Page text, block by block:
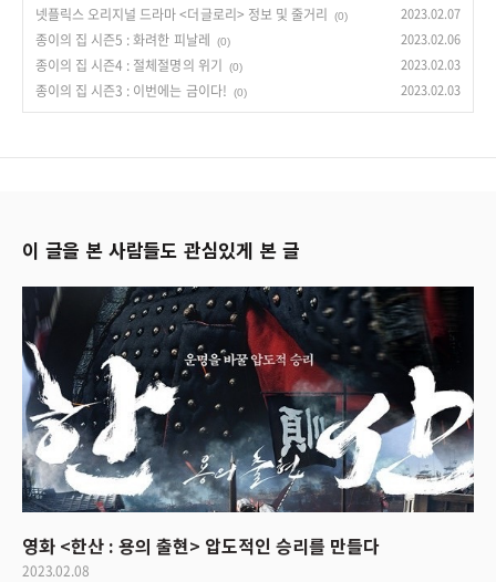
넷플릭스 오리지널 드라마 <더글로리> 정보 및 줄거리 (0) 2023.02.07
종이의 집 시즌5 : 화려한 피날레 (0) 2023.02.06
종이의 집 시즌4 : 절체절명의 위기 (0) 2023.02.03
종이의 집 시즌3 : 이번에는 금이다! (0) 2023.02.03
이 글을 본 사람들도 관심있게 본 글
영화 <한산 : 용의 출현> 압도적인 승리를 만들다
2023.02.08